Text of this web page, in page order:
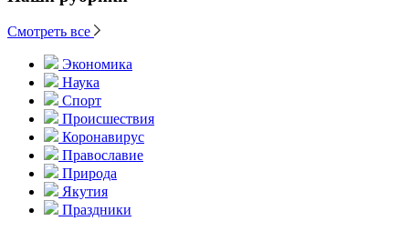
Смотреть все
Экономика
Наука
Спорт
Происшествия
Коронавирус
Православие
Природа
Якутия
Праздники